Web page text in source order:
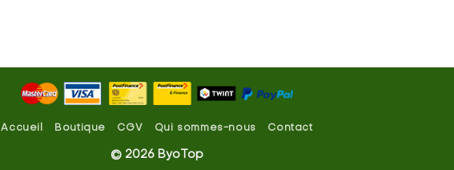
Accueil Boutique CGV Qui sommes-nous Contact
© 2026 ByoTop